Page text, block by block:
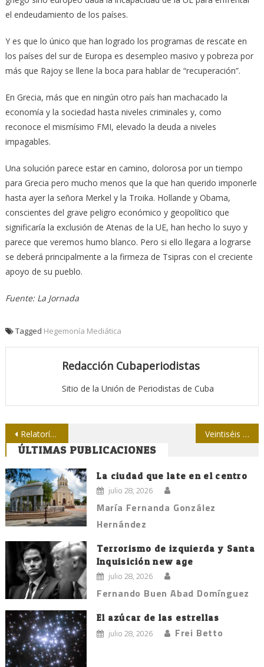
el endeudamiento de los países.
Y es que lo único que han logrado los programas de rescate en
los países del sur de Europa es desempleo masivo y pobreza por
más que Rajoy se llene la boca para hablar de “recuperación”.
En Grecia, más que en ningún otro país han machacado la
economía y la sociedad hasta niveles criminales y, como
reconoce el mismísimo FMI, elevado la deuda a niveles
impagables.
Una solución parece estar en camino, dolorosa por un tiempo
para Grecia pero mucho menos que la que han querido imponerle
hasta ayer la señora Merkel y la Troika. Hollande y Obama,
conscientes del grave peligro económico y geopolítico que
significaría la exclusión de Atenas de la UE, han hecho lo suyo y
parece que veremos humo blanco. Pero si ello llegara a lograrse
se deberá principalmente a la firmeza de Tsipras con el creciente
apoyo de su pueblo.
Fuente: La Jornada
Tagged Hegemonía Mediática
Redacción Cubaperiodistas
Sitio de la Unión de Periodistas de Cuba
Navegación
de
entradas
Relatoría condena los asesinatos de dos periodistas en México Veintiséis periodistas agredidas en México durante recientes elecciones
ÚLTIMAS PUBLICACIONES
La ciudad que late en el centro
julio 28, 2026
María Fernanda González
Hernández
Terrorismo de izquierda y Santa
Inquisición new age
julio 28, 2026
Fernando Buen Abad Domínguez
El azúcar de las estrellas
julio 28, 2026 Frei Betto